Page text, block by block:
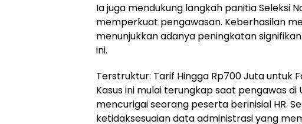
Ia juga mendukung langkah panitia Seleksi
memperkuat pengawasan. Keberhasilan
menunjukkan adanya peningkatan
ini.
Terstruktur: Tarif Hingga Rp700 Juta untuk
Kasus ini mulai terungkap saat pengawas
mencurigai seorang peserta berinisial HR.
ketidaksesuaian data administrasi yang